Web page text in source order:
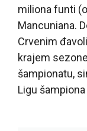
miliona funti
Mancuniana.
Crvenim
krajem
šampionatu,
Ligu